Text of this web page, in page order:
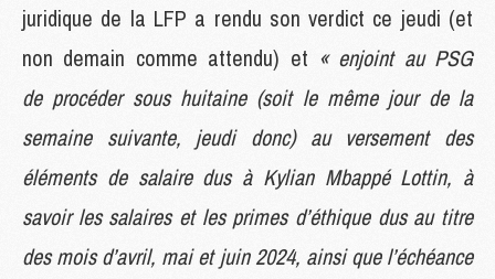
juridique de la LFP a rendu son verdict ce jeudi (et
non demain comme attendu) et « enjoint au PSG
de procéder sous huitaine (soit le même jour de la
semaine suivante, jeudi donc) au versement des
éléments de salaire dus à Kylian Mbappé Lottin, à
savoir les salaires et les primes d’éthique dus au titre
des mois d’avril, mai et juin 2024, ainsi que l’échéance